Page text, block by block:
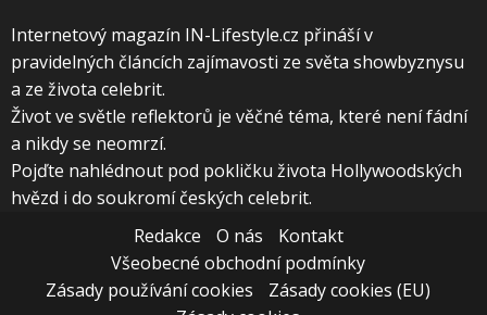
Internetový magazín IN-Lifestyle.cz přináší v
pravidelných článcích zajímavosti ze světa showbyznysu
a ze života celebrit.
Život ve světle reflektorů je věčné téma, které není fádní
a nikdy se neomrzí.
Pojďte nahlédnout pod pokličku života Hollywoodských
hvězd i do soukromí českých celebrit.
Redakce
O nás
Kontakt
Všeobecné obchodní podmínky
Zásady používání cookies
Zásady cookies (EU)